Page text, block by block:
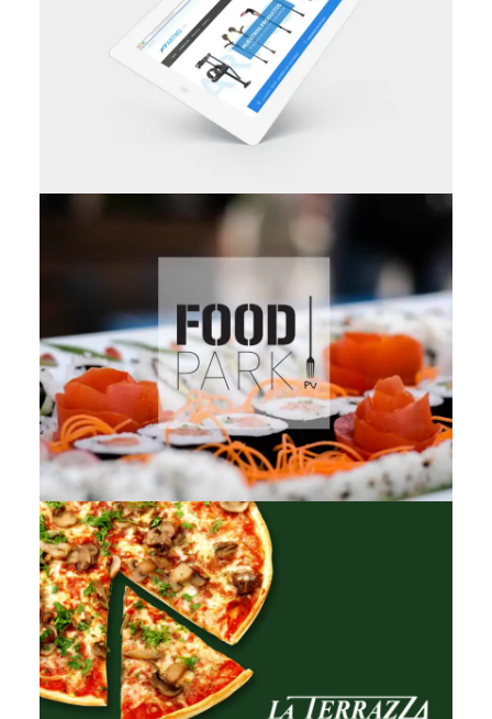
Diseño Web
Vídeo & Post Producción,Fotografía
Vídeo & Post Producción